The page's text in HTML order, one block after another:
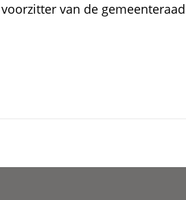
van de gemeenteraad